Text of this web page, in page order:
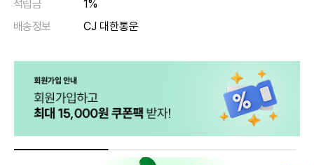
적립금
1%
배송정보
CJ 대한통운